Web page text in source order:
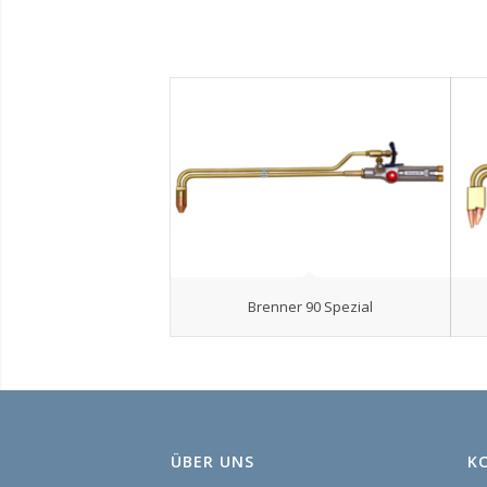
Brenner 90 Spezial
ÜBER UNS